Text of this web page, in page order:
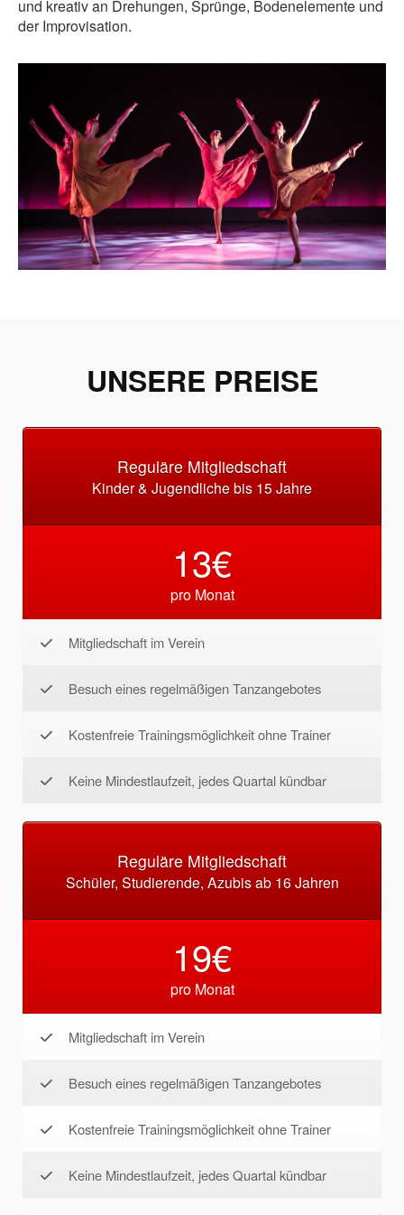
und kreativ an Drehungen, Sprünge, Bodenelemente und
der Improvisation.
UNSERE PREISE
Reguläre Mitgliedschaft
Kinder & Jugendliche bis 15 Jahre
13€
pro Monat
Mitgliedschaft im Verein
Besuch eines regelmäßigen Tanzangebotes
Kostenfreie Trainingsmöglichkeit ohne Trainer
Keine Mindestlaufzeit, jedes Quartal kündbar
Reguläre Mitgliedschaft
Schüler, Studierende, Azubis ab 16 Jahren
19€
pro Monat
Mitgliedschaft im Verein
Besuch eines regelmäßigen Tanzangebotes
Kostenfreie Trainingsmöglichkeit ohne Trainer
Keine Mindestlaufzeit, jedes Quartal kündbar